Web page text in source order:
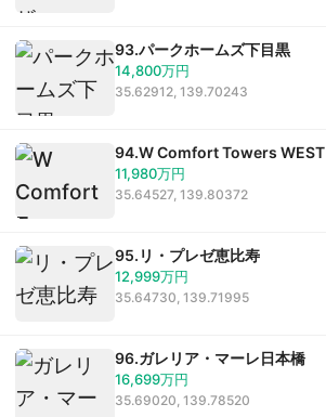
93.パークホームズ下目黒
14,800万円
35.62912, 139.70243
94.W Comfort Towers WEST
11,980万円
35.64527, 139.80372
95.リ・プレゼ恵比寿
12,999万円
35.64730, 139.71995
96.ガレリア・マーレ日本橋
16,699万円
35.69020, 139.78520